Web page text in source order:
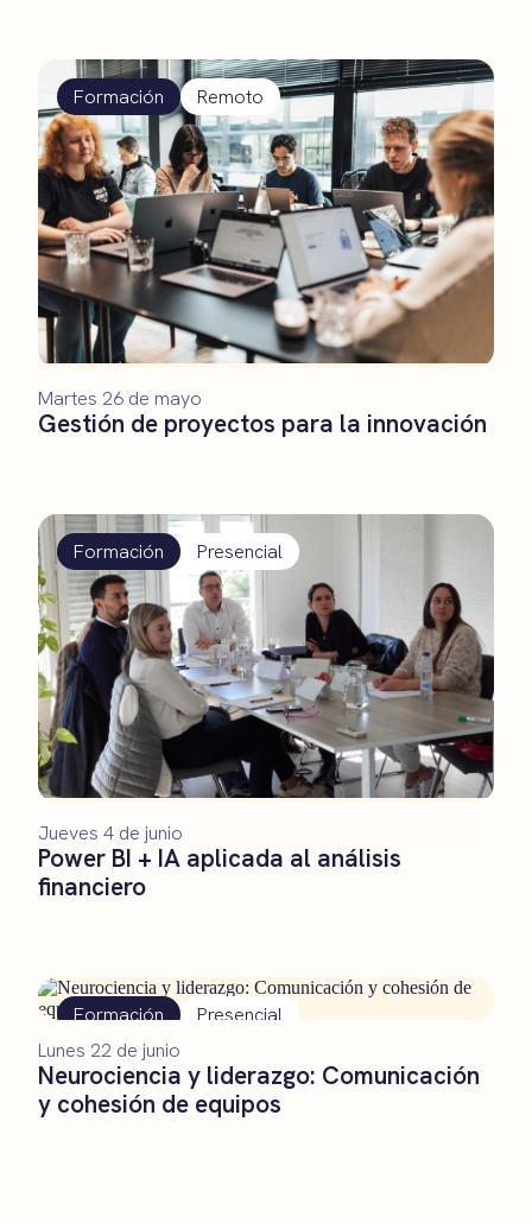
Formación Remoto
Gestión de proyectos para la innovación
Martes 26 de mayo
Formación Presencial
Power BI + IA aplicada al análisis
financiero
Jueves 4 de junio
Formación Presencial
Neurociencia y liderazgo: Comunicación
y cohesión de equipos
Lunes 22 de junio